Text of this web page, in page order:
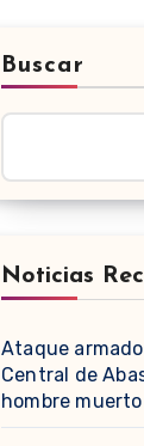
Buscar
Noticias
Ataque
Central de
hombre